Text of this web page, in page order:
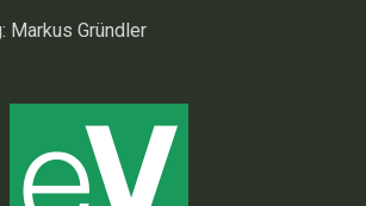
Markus Gründler